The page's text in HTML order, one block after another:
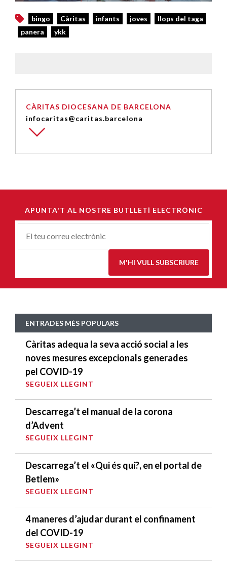
bingo Càritas infants joves
llops del taga
panera
ykk
CÀRITAS DIOCESANA DE BARCELONA
infocaritas@caritas.barcelona
APUNTA'T AL NOSTRE BUTLLETÍ ELECTRÒNIC
Correu-
M'HI VULL SUBSCRIURE
ENTRADES MÉS POPULARS
Càritas adequa la seva acció social a les
noves mesures excepcionals generades
pel COVID-19
SEGUEIX LLEGINT
Descarrega’t el manual de la corona
d’Advent
SEGUEIX LLEGINT
Descarrega’t el «Qui és qui?, en el portal de
Betlem»
SEGUEIX LLEGINT
4 maneres d’ajudar durant el confinament
del COVID-19
SEGUEIX LLEGINT